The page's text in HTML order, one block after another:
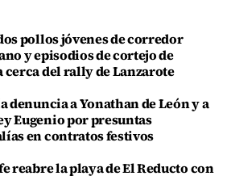
pollos jóvenes de corredor
y episodios de cortejo de
cerca del rally de Lanzarote
denuncia a Yonathan de León y a
Eugenio por presuntas
en contratos festivos
reabre la playa de El Reducto con